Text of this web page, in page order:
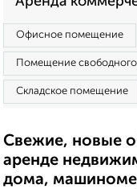
Офисное помещение
Помещение
Складское помещение
Свежие, новые
аренде
дома,